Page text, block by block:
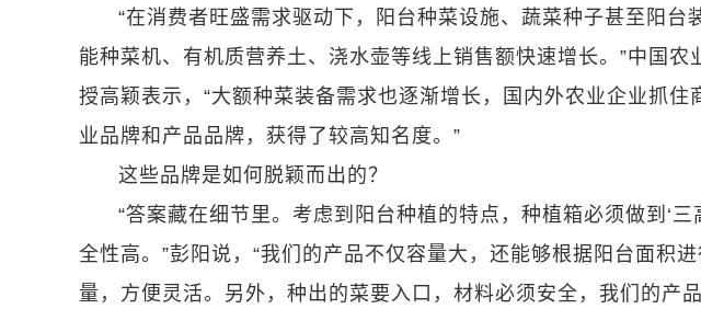
“在消费者旺盛需求驱动下，阳台种菜设施、蔬菜种子甚至阳台
能种菜机、有机质营养土、浇水壶等线上销售额快速增长。”中国
授高颖表示，“大额种菜装备需求也逐渐增长，国内外农业企业抓
业品牌和产品品牌，获得了较高知名度。”
这些品牌是如何脱颖而出的？
“答案藏在细节里。考虑到阳台种植的特点，种植箱必须做到‘
全性高。”彭阳说，“我们的产品不仅容量大，还能够根据阳台面积
量，方便灵活。另外，种出的菜要入口，材料必须安全，我们的产